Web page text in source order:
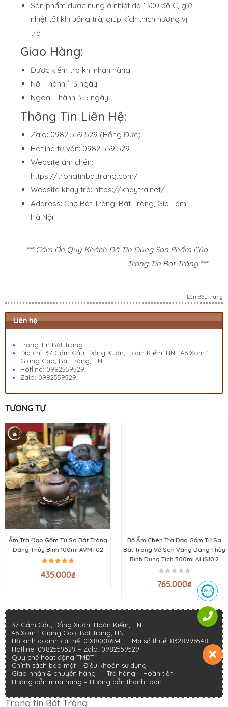
Sản phẩm được nung ở nhiệt độ 1300 độ C, giữ
nhiệt tốt khi uống trà, giúp kích thích hương vị
trà
Giao Hàng:
Được kiểm tra khi nhận hàng
Nội Thành 1-3 ngày
Ngoại Thành 3-5 ngày
Thông Tin Liên Hệ:
Zalo: 0982 559 529 (Hồng Đức)
Hotline tư vấn: 0982 559 529
Website ấm chén:
https://trongtinbattrang.com/
Website khay trà: https://khaytra.net/
Address: Chợ Bát Tràng, Bát Tràng, Gia Lâm,
Hà Nội
*** Cảm Ơn Quý Khách Đã Tin Dùng Sản Phẩm Của
Trọng Tín Bát Tràng ***
Lên đầu trang
Liên hệ
Trọng Tín Bàt Tràng
Địa chỉ: 37 Gầm Cầu, Đồng Xuân, Hoàn Kiếm, HN | 46 Xóm 1
Giang Cao, Bát Tràng, HN
Hotline: 0982559529
Zalo: 0982559529
TƯƠNG TỰ
Ấm Trà Đạo Gốm Tử Sa Bát Tràng
Dáng Thủy Bình 100ml AVMT02
435.000₫
Bộ Ấm Chén Trà Đạo Gốm Tử Sa
Bát Tràng Vẽ Sen Vàng Dáng Thủy
Bình Dung Tích 300ml AHS10.2
765.000₫
37 Gầm Cầu, Đồng Xuân, Hoàn Kiếm, HN
46 Xóm 1 Giang Cao, Bát Tràng, HN
Hộ kinh doanh cá thể: 01X8008634
Mã số thuế: 8328996548
Hotline: 0982559529 – Zalo: 0982559529
Quy chế hoạt động TMĐT
Chính sách bảo mật – Điều khoản sử dụng
Giao nhận & chuyển hàng
Trả hàng – Hoàn tiền
Hướng dẫn mua hàng – Hướng dẫn thanh toán
Trọng tín Bát Tràng